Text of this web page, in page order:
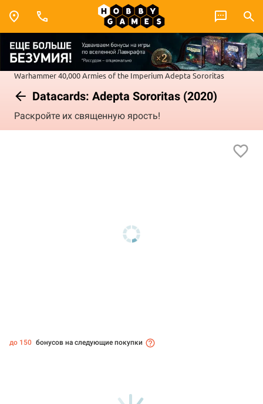
Warhammer 40,000Armies of the ImperiumAdepta Sororitas
Datacards: Adepta Sororitas (2020)
Раскройте их священную ярость!
до 150 бонусов на следующие покупки